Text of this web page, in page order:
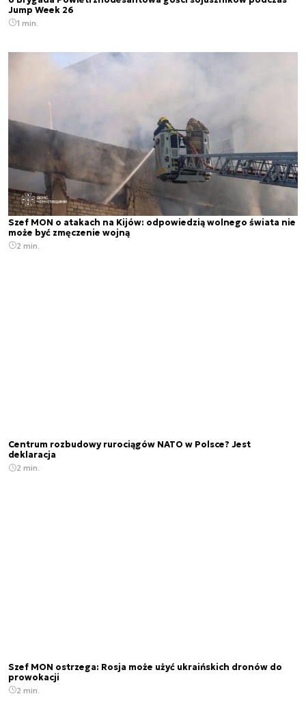
Jump Week 26
1 min.
Szef MON o atakach na Kijów: odpowiedzią wolnego świata nie
może być zmęczenie wojną
2 min.
Centrum rozbudowy rurociągów NATO w Polsce? Jest
deklaracja
2 min.
Szef MON ostrzega: Rosja może użyć ukraińskich dronów do
prowokacji
2 min.